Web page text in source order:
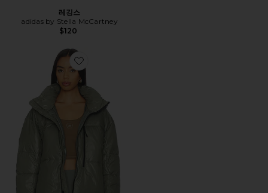
레깅스
adidas by Stella McCartney
$120
Favorite TRUE NATURE 자켓